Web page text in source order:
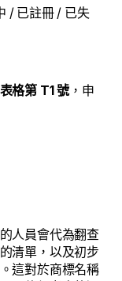
/ 已註冊 / 已失
表格第 T1 號，申
人員會代為翻查
清單，以及初步
這對於商標名稱